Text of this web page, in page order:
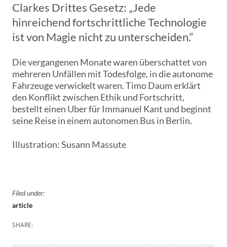
Clarkes Drittes Gesetz: „Jede
hinreichend fortschrittliche Technologie
ist von Magie nicht zu unterscheiden.“
Die vergangenen Monate waren überschattet von
mehreren Unfällen mit Todesfolge, in die autonome
Fahrzeuge verwickelt waren. Timo Daum erklärt
den Konflikt zwischen Ethik und Fortschritt,
bestellt einen Uber für Immanuel Kant und beginnt
seine Reise in einem autonomen Bus in Berlin.
Illustration: Susann Massute
Filed under:
article
SHARE: